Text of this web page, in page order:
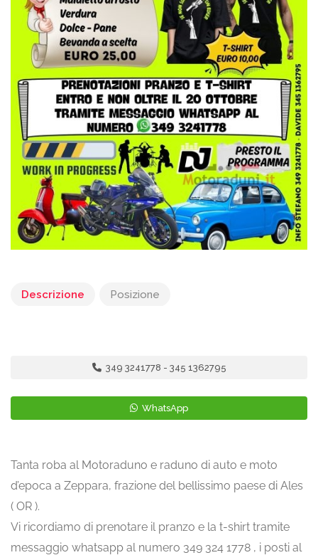
Descrizione Posizione
349 3241778 - 345 1362795
WhatsApp
Tanta roba al Motoraduno e raduno di auto e moto
d’epoca a Zeppara, frazione del bellissimo paese di Ales
( OR ).
Vi ricordiamo di prenotare il pranzo e la t-shirt tramite
messaggio whatsapp al numero 349 324 1778 , i posti al